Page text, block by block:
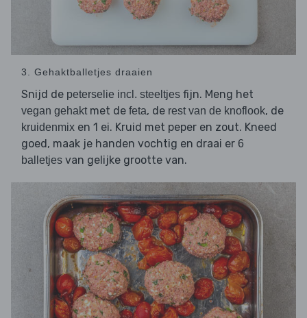
3. Gehaktballetjes draaien
Snijd de peterselie incl. steeltjes fijn. Meng het
vegan gehaktmet de feta, de rest van de knoflook, de
kruidenmix en 1 ei. Kruid met peper en zout. Kneed
goed, maak je handen vochtig en draai er 6
balletjes van gelijke grootte van.